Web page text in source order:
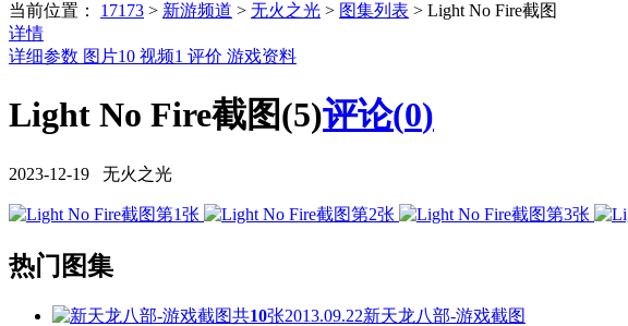
当前位置： 17173 > 新游频道 > 无火之光 > 图集列表 > Light No Fire截图
详情
详细参数 图片10 视频1 评价 游戏资料
Light No Fire截图(5)评论(0)
2023-12-19 无火之光
热门图集
共10张2013.09.22新天龙八部-游戏截图